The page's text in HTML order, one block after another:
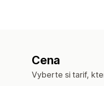
Cena
Vyberte si tarif,